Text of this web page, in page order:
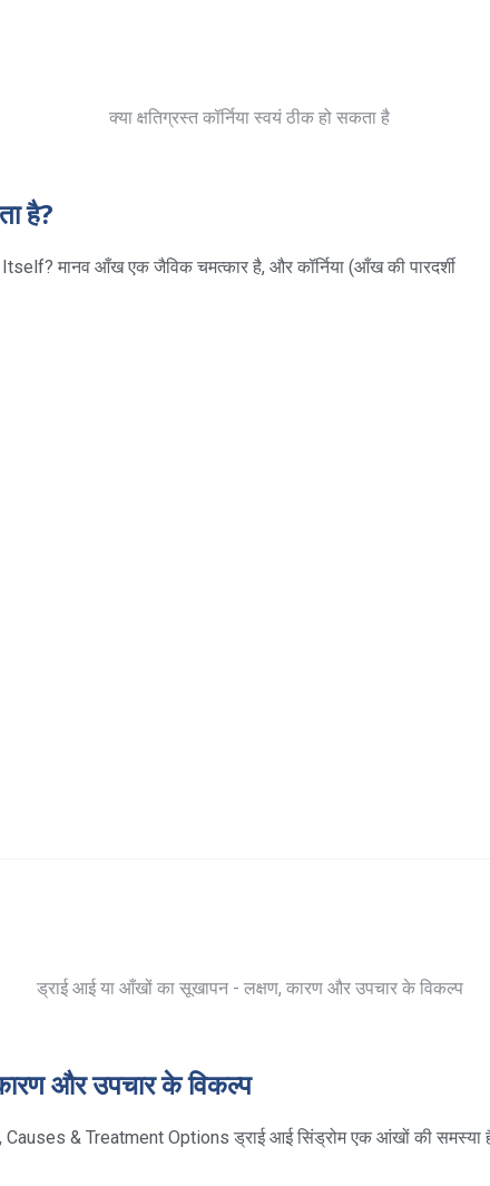
है?
मानव आँख एक जैविक चमत्कार है, और कॉर्निया (आँख की पारदर्शी
और उपचार के विकल्प
& Treatment Options ड्राई आई सिंड्रोम एक आंखों की समस्या